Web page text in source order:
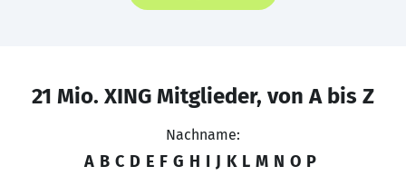
21 Mio. XING Mitglieder, von A bis Z
Nachname:
A B C D E F G H I J K L M N O P